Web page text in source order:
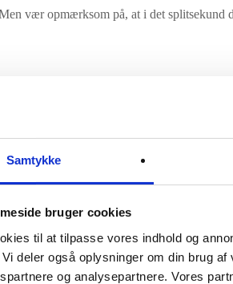
Samtykke
bruger cookies
til at tilpasse vores indhold og
deler også oplysninger om din brug
og analysepartnere. Vores
vær opmærksom på, at i det
alle
ud af denne tilstand er ved at benytte
lære mere om de gaver, de selv har
fordele ved at være særligt sensitiv lige her)
empatiske og følsomme færdigheder